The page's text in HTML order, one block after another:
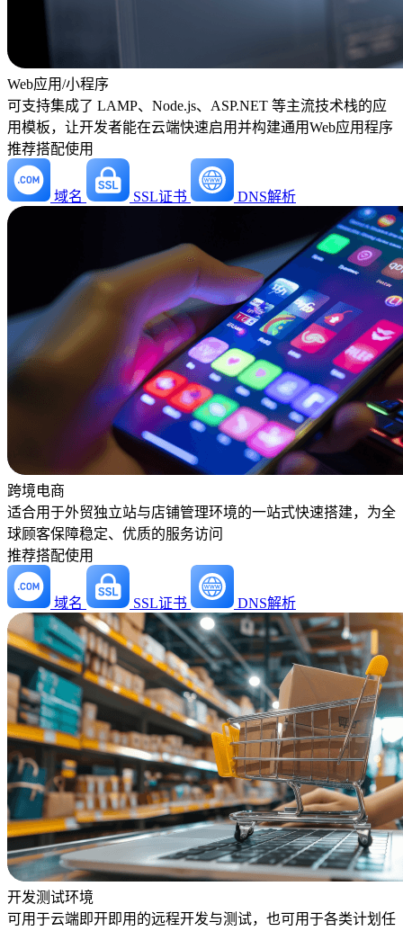
Web应用/小程序
可支持集成了 LAMP、Node.js、ASP.NET 等主流技术栈的应
用模板，让开发者能在云端快速启用并构建通用Web应用程序
推荐搭配使用
域名 SSL证书 DNS解析
跨境电商
适合用于外贸独立站与店铺管理环境的一站式快速搭建，为全
球顾客保障稳定、优质的服务访问
推荐搭配使用
域名 SSL证书 DNS解析
开发测试环境
可用于云端即开即用的远程开发与测试，也可用于各类计划任